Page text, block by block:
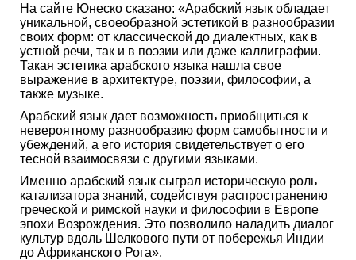
На сайте Юнеско сказано: «Арабский язык обладает
уникальной, своеобразной эстетикой в разнообразии
своих форм: от классической до диалектных, как в
устной речи, так и в поэзии или даже каллиграфии.
Такая эстетика арабского языка нашла свое
выражение в архитектуре, поэзии, философии, а
также музыке.
Арабский язык дает возможность приобщиться к
невероятному разнообразию форм самобытности и
убеждений, а его история свидетельствует о его
тесной взаимосвязи с другими языками.
Именно арабский язык сыграл историческую роль
катализатора знаний, содействуя распространению
греческой и римской науки и философии в Европе
эпохи Возрождения. Это позволило наладить диалог
культур вдоль Шелкового пути от побережья Индии
до Африканского Рога».